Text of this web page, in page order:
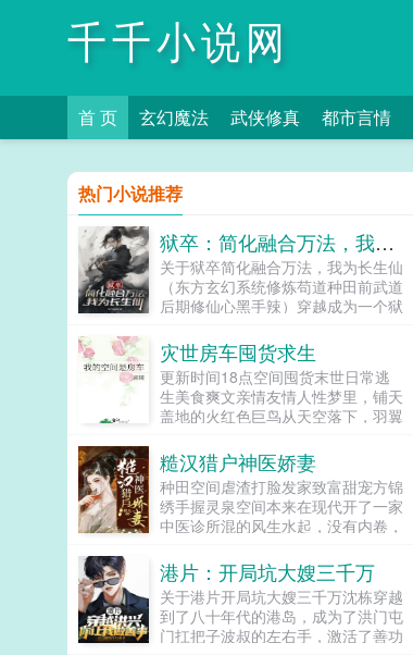
千千小说网
首 页 玄幻魔法 武侠修真 都市言情
热门小说推荐
狱卒：简化融合万法，我为长生仙
关于狱卒简化融合万法，我为长生仙
（东方玄幻系统修炼苟道种田前武道
后期修仙心黑手辣）穿越成为一个狱
把功法修炼简化成呼吸吃饭喝水那么
简单。他决定苟在天牢看世间百态，
在历史中修炼，求证长生。...
灾世房车囤货求生
更新时间18点空间囤货末世日常逃
生美食爽文亲情友情人性梦里，铺天
盖地的火红色巨鸟从天空落下，羽翼
界。僵硬可怖的走尸从建筑废墟里涌
出黄色飞沙弥漫了整片天空...
糙汉猎户神医娇妻
种田空间虐渣打脸发家致富甜宠方锦
绣手握灵泉空间本来在现代开了一家
中医诊所混的风生水起，没有内卷，
起。结果睡一觉穿到异世一个穷苦山
村的女孩身上，还要命的赶上了大
旱，一睁眼就被卖掉了。幸好买她的
这家人跟想象中不太一样，她没有被
虐待，反而被当成宝一样细心呵护
港片：开局坑大嫂三千万
关于港片开局坑大嫂三千万沈栋穿越
到了八十年代的港岛，成为了洪门屯
门扛把子波叔的左右手，激活了善功